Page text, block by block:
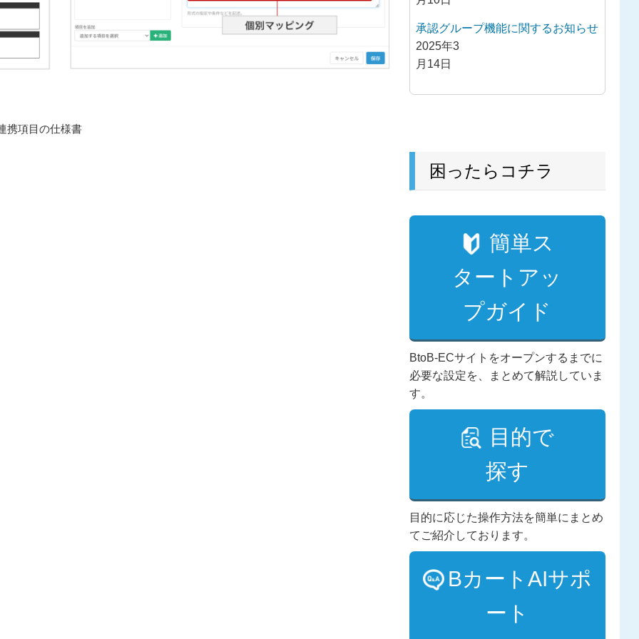
携項目の仕様書
承認グループ機能に関するお知らせ
2025年3
月14日
困ったらコチラ
簡単ス
タートアッ
プガイド
BtoB-ECサイトをオープンするまでに
必要な設定を、まとめて解説していま
す。
目的で
探す
目的に応じた操作方法を簡単にまとめ
てご紹介しております。
BカートAIサポ
ート